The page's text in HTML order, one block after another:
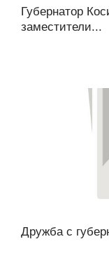
Губернатор
заместители...
Дружба с